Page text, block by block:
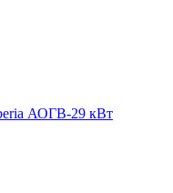
АОГВ-29 кВт